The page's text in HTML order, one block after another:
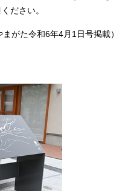
ださい。
まがた令和6年4月1日号掲載）